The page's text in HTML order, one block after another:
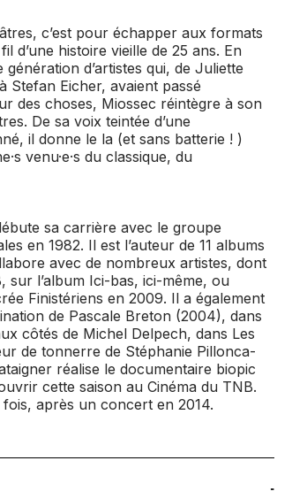
c’est pour échapper aux formats
d’une histoire vieille de 25 ans. En
d’artistes qui, de Juliette
Eicher, avaient passé
des choses, Miossec réintègre à son
De sa voix teintée d’une
il donne le la (et sans batterie ! )
venu·e·s du classique, du
sa carrière avec le groupe
en 1982. Il est l’auteur de 11 albums
avec de nombreux artistes, dont
sur l’album Ici-bas, ici-même, ou
Finistériens en 2009. Il a également
de Pascale Breton (2004), dans
côtés de Michel Delpech, dans Les
de tonnerre de Stéphanie Pillonca-
réalise le documentaire biopic
cette saison au Cinéma du TNB.
après un concert en 2014.